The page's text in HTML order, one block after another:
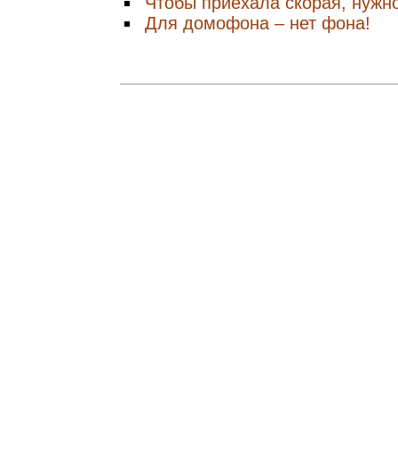
Для домофона – нет фона!